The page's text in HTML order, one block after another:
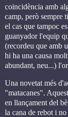
coincidència amb
camp, però sempre
el cas que tampoc
guanyador l'equip
(recordeu que amb
hi ha una causa
abundant, neu...)
Una novetat més
"matacanes".
en llançament del
la cana de rebot i